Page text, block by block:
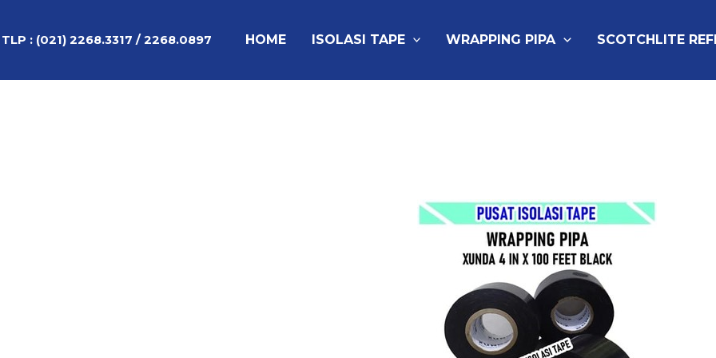
konten
TLP : (021) 2268.3317 / 2268.0897 HOME ISOLASI TAPE WRAPPING PIPA SCOTCHLITE